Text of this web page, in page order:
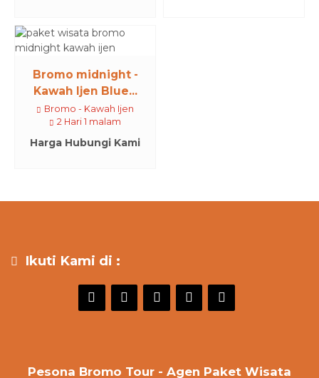
Bromo midnight -
Kawah Ijen Blue...
Bromo - Kawah Ijen
2 Hari 1 malam
Harga Hubungi Kami
Ikuti Kami di :
Pesona Bromo Tour - Agen Paket Wisata